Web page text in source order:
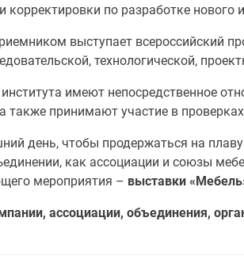
корректировки по разработке нового
выступает всероссийский
технологической,
имеют непосредственное
также принимают участие в
день, чтобы продержаться на
как ассоциации и союзы
мероприятия – выставки
ассоциации, объединения,